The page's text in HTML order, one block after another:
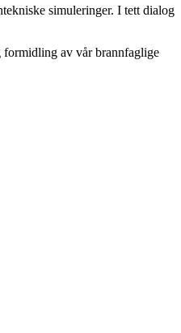
simuleringer. I tett dialog
av vår brannfaglige